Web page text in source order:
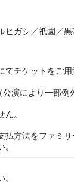
ガシ／祇園／
てチケットをご
演により一部例
。
方法をファミ